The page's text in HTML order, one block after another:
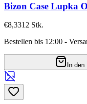
Bizon Case Lupka
€8,3312 Stk.
Bestellen bis 12:00 -
In den